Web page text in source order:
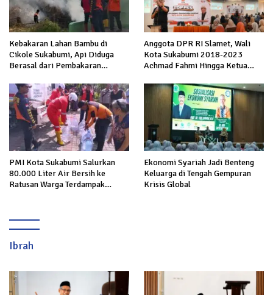
Kebakaran Lahan Bambu di
Cikole Sukabumi, Api Diduga
Berasal dari Pembakaran
Anggota DPR RI Slamet, Wali
Kota Sukabumi 2018-2023
Achmad Fahmi Hingga Ketua
Mesin Politik di TOP PKS
Sukabumi
PMI Kota Sukabumi Salurkan
80.000 Liter Air Bersih ke
Ratusan Warga Terdampak
Ekonomi Syariah Jadi Benteng
Keluarga di Tengah Gempuran
Krisis Global
Ibrah